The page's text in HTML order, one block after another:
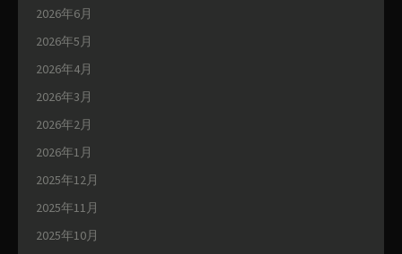
2026年6月
2026年5月
2026年4月
2026年3月
2026年2月
2026年1月
2025年12月
2025年11月
2025年10月